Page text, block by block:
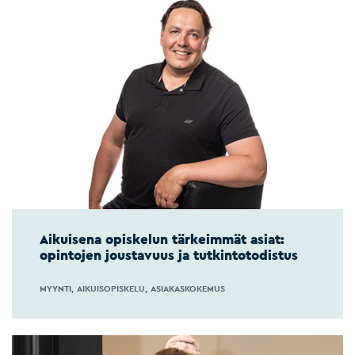
Aikuisena opiskelun tärkeimmät asiat:
opintojen joustavuus ja tutkintotodistus
MYYNTI AIKUISOPISKELU ASIAKASKOKEMUS